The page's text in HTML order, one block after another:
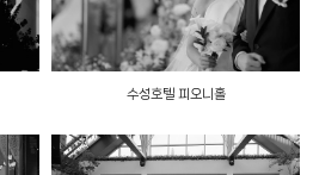
수성호텔 피오니홀